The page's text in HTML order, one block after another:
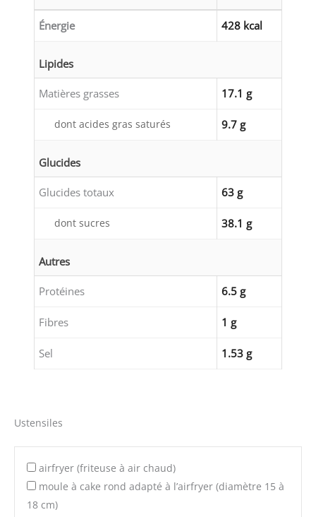
Énergie 428 kcal
Lipides
Matières grasses 17.1 g
dont acides gras saturés 9.7 g
Glucides
Glucides totaux 63 g
dont sucres 38.1 g
Autres
Protéines 6.5 g
Fibres 1 g
Sel 1.53 g
Ustensiles
airfryer (friteuse à air chaud)
moule à cake rond adapté à l’airfryer (diamètre 15 à
18 cm)